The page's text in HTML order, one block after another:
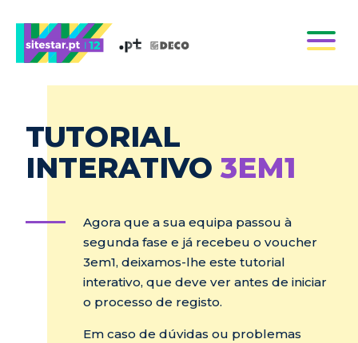
TUTORIAL
INTERATIVO 3EM1
Agora que a sua equipa passou à
segunda fase e já recebeu o voucher
3em1, deixamos-lhe este tutorial
interativo, que deve ver antes de iniciar
o processo de registo.
Em caso de dúvidas ou problemas